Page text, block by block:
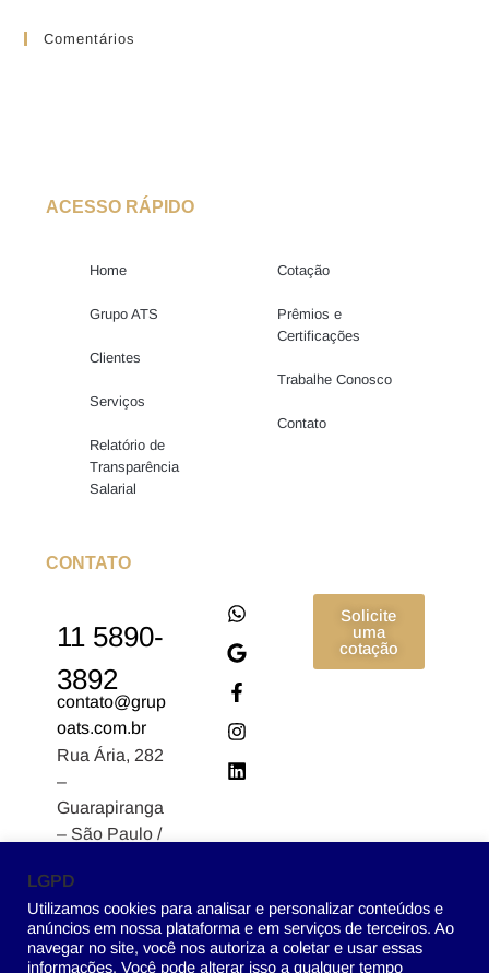
Comentários
ACESSO RÁPIDO
Home
Grupo ATS
Clientes
Serviços
Relatório de
Transparência
Salarial
Cotação
Prêmios e
Certificações
Trabalhe Conosco
Contato
CONTATO
11 5890-
3892
contato@grup
oats.com.br
Rua Ária, 282
–
Guarapiranga
– São Paulo /
04902-170
Solicite
uma
cotação
LGPD
Utilizamos cookies para analisar e personalizar conteúdos e
anúncios em nossa plataforma e em serviços de terceiros. Ao
navegar no site, você nos autoriza a coletar e usar essas
informações. Você pode alterar isso a qualquer tempo